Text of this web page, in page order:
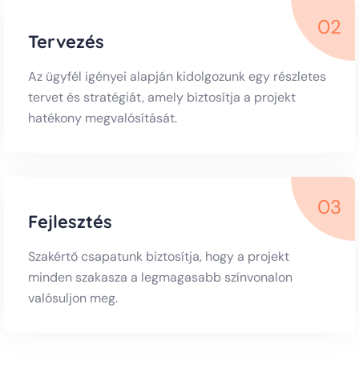
02
Tervezés
Az ügyfél igényei alapján kidolgozunk egy részletes
tervet és stratégiát, amely biztosítja a projekt
hatékony megvalósítását.
03
Fejlesztés
Szakértő csapatunk biztosítja, hogy a projekt
minden szakasza a legmagasabb színvonalon
valósuljon meg.